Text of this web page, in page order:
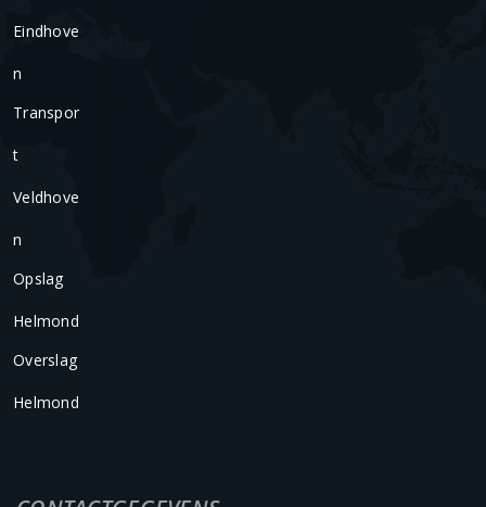
Eindhove
N
Transpor
T
Veldhove
N
Opslag
Helmond
Overslag
Helmond